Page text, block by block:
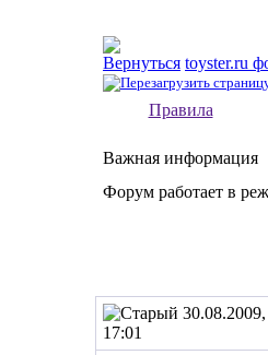
toyster.ru
Правила
Важная информация
Форум работает в
30.08.2009,
17:01